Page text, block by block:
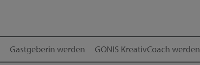
Gastgeberin werden GONIS KreativCoach werden